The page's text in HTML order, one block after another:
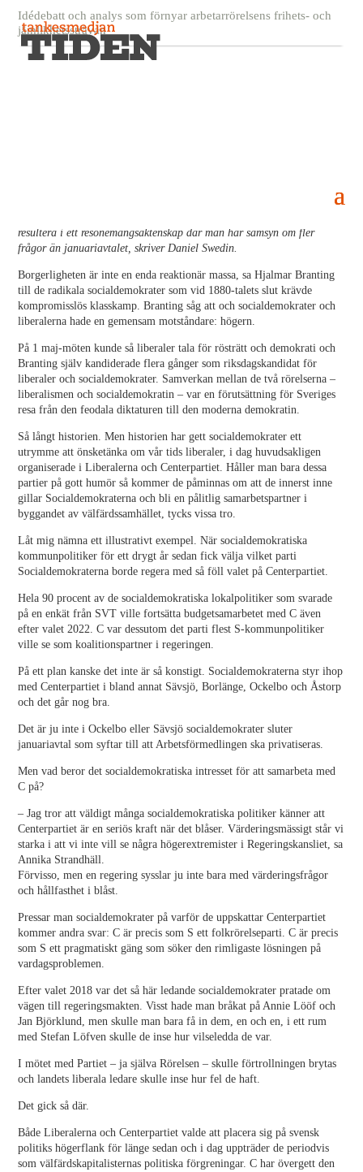
Idédebatt och analys som förnyar arbetarrörelsens frihets- och
jämlikhetssträvan
resultera i ett resonemangsäktenskap där man har samsyn om fler
frågor än januariavtalet, skriver Daniel Swedin.
Borgerligheten är inte en enda reaktionär massa, sa Hjalmar Branting
till de radikala socialdemokrater som vid 1880-talets slut krävde
kompromisslös klasskamp. Branting såg att och socialdemokrater och
liberalerna hade en gemensam motståndare: högern.
På 1 maj-möten kunde så liberaler tala för rösträtt och demokrati och
Branting själv kandiderade flera gånger som riksdagskandidat för
liberaler och socialdemokrater. Samverkan mellan de två rörelserna –
liberalismen och socialdemokratin – var en förutsättning för Sveriges
resa från den feodala diktaturen till den moderna demokratin.
Så långt historien. Men historien har gett socialdemokrater ett
utrymme att önsketänka om vår tids liberaler, i dag huvudsakligen
organiserade i Liberalerna och Centerpartiet. Håller man bara dessa
partier på gott humör så kommer de påminnas om att de innerst inne
gillar Socialdemokraterna och bli en pålitlig samarbetspartner i
byggandet av välfärdssamhället, tycks vissa tro.
Låt mig nämna ett illustrativt exempel. När socialdemokratiska
kommunpolitiker för ett drygt år sedan fick välja vilket parti
Socialdemokraterna borde regera med så föll valet på Centerpartiet.
Hela 90 procent av de socialdemokratiska lokalpolitiker som svarade
på en enkät från SVT ville fortsätta budgetsamarbetet med C även
efter valet 2022. C var dessutom det parti flest S-kommunpolitiker
ville se som koalitionspartner i regeringen.
På ett plan kanske det inte är så konstigt. Socialdemokraterna styr ihop
med Centerpartiet i bland annat Sävsjö, Borlänge, Ockelbo och Åstorp
och det går nog bra.
Det är ju inte i Ockelbo eller Sävsjö socialdemokrater sluter
januariavtal som syftar till att Arbetsförmedlingen ska privatiseras.
Men vad beror det socialdemokratiska intresset för att samarbeta med
C på?
– Jag tror att väldigt många socialdemokratiska politiker känner att
Centerpartiet är en seriös kraft när det blåser. Värderingsmässigt står vi
starka i att vi inte vill se några högerextremister i Regeringskansliet, sa
Annika Strandhäll.
Förvisso, men en regering sysslar ju inte bara med värderingsfrågor
och hållfasthet i blåst.
Pressar man socialdemokrater på varför de uppskattar Centerpartiet
kommer andra svar: C är precis som S ett folkrörelseparti. C är precis
som S ett pragmatiskt gäng som söker den rimligaste lösningen på
vardagsproblemen.
Efter valet 2018 var det så här ledande socialdemokrater pratade om
vägen till regeringsmakten. Visst hade man bråkat på Annie Lööf och
Jan Björklund, men skulle man bara få in dem, en och en, i ett rum
med Stefan Löfven skulle de inse hur vilseledda de var.
I mötet med Partiet – ja själva Rörelsen – skulle förtrollningen brytas
och landets liberala ledare skulle inse hur fel de haft.
Det gick så där.
Både Liberalerna och Centerpartiet valde att placera sig på svensk
politiks högerflank för länge sedan och i dag uppträder de periodvis
som välfärdskapitalisternas politiska förgreningar. C har övergett den